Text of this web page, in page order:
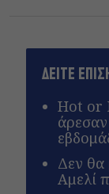
ΔΕΙΤΕ
Hot or
Δεν θα
Αμελί